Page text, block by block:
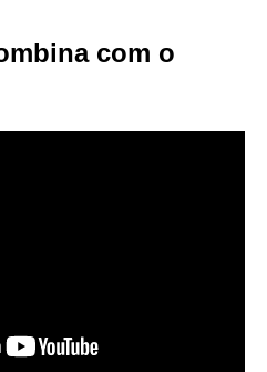
com o